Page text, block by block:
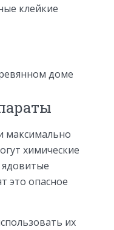
клейкие
доме
максимально
химические
это опасное
их